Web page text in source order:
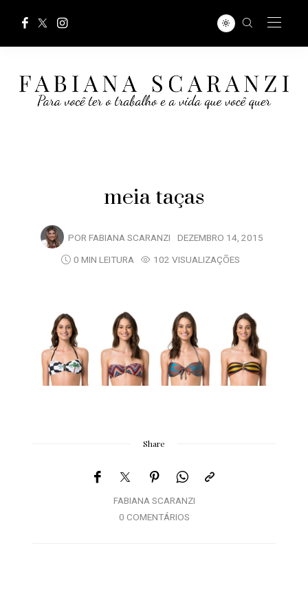
meia taças
POR FABIANA SCARANZI DEZEMBRO 14, 2015
0 MIN LEITURA
102 VISUALIZAÇÕES
Share
FABIANA SCARANZI
0 COMENTÁRIOS